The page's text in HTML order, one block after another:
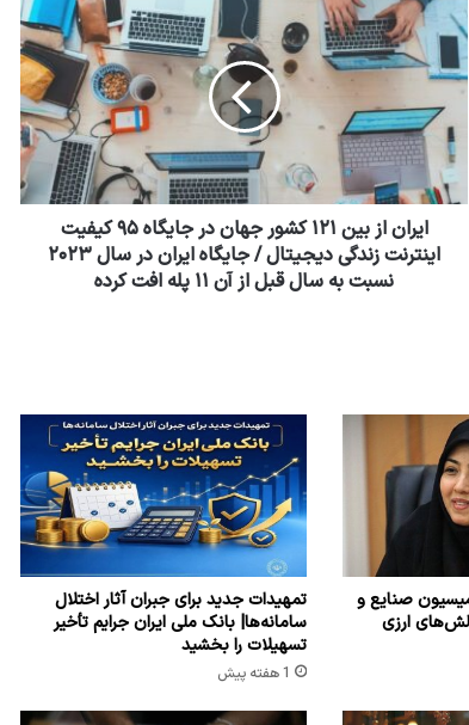
ایران از بین ۱۲۱ کشور جهان در جایگاه ۹۵ کیفیت
اینترنت زندگی دیجیتال / جایگاه ایران در سال ۲۰۲۳
نسبت به سال قبل از آن ۱۱ پله افت کرده
صنایع و
ارزی
تمهیدات جدید برای جبران آثار اختلال
سامانه‌ها| بانک ملی ایران جرایم تأخیر
تسهیلات را بخشید
1 هفته پیش